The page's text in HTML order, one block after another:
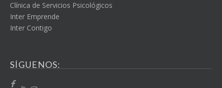
Clínica de Servicios Psicológicos
Inter Emprende
Inter Contigo
SÍGUENOS: